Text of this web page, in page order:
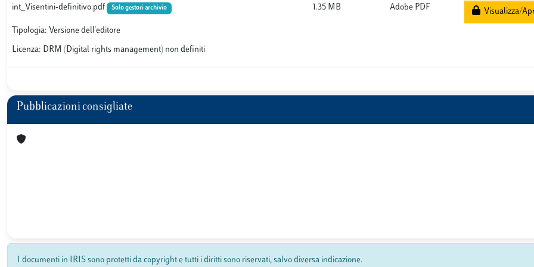
int_Visentini-definitivo.pdf Solo gestori archivio
Tipologia: Versione dell'editore
Licenza: DRM (Digital rights management) non definiti
1.35 MB Adobe PDF Visualizza/
Pubblicazioni consigliate
I documenti in IRIS sono protetti da copyright e tutti i diritti sono riservati, salvo diversa indicazione.